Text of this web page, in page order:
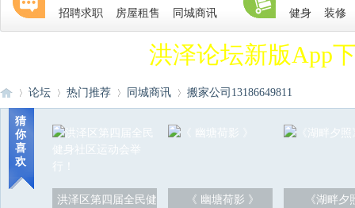
招聘求职
房屋租售 同城商讯
健身
装修
洪泽论坛新版App
»
论坛
›
热门推荐 同城商讯 搬家公司13186649811
猜
你
喜
欢
洪泽区第四届全民健 《 幽塘荷影 》 《湖畔夕